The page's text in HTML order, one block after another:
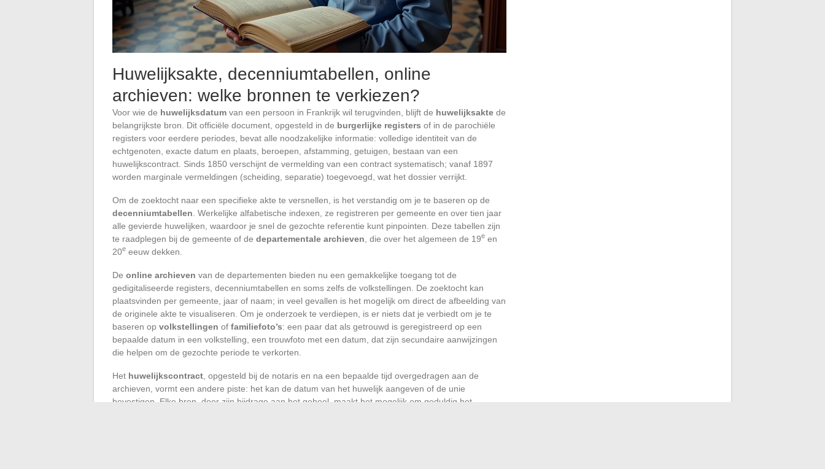
Huwelijksakte, decenniumtabellen, online
archieven: welke bronnen te verkiezen?
Voor wie de huwelijksdatum van een persoon in Frankrijk wil terugvinden, blijft de huwelijksakte de
belangrijkste bron. Dit officiële document, opgesteld in de burgerlijke registers of in de parochiële
registers voor eerdere periodes, bevat alle noodzakelijke informatie: volledige identiteit van de
echtgenoten, exacte datum en plaats, beroepen, afstamming, getuigen, bestaan van een
huwelijkscontract. Sinds 1850 verschijnt de vermelding van een contract systematisch; vanaf 1897
worden marginale vermeldingen (scheiding, separatie) toegevoegd, wat het dossier verrijkt.
Om de zoektocht naar een specifieke akte te versnellen, is het verstandig om je te baseren op de
decenniumtabellen . Werkelijke alfabetische indexen, ze registreren per gemeente en over tien jaar
alle gevierde huwelijken, waardoor je snel de gezochte referentie kunt pinpointen. Deze tabellen zijn
te raadplegen bij de gemeente of de departementale archieven , die over het algemeen de 19e en
20e eeuw dekken.
De online archieven van de departementen bieden nu een gemakkelijke toegang tot de
gedigitaliseerde registers, decenniumtabellen en soms zelfs de volkstellingen. De zoektocht kan
plaatsvinden per gemeente, jaar of naam; in veel gevallen is het mogelijk om direct de afbeelding van
de originele akte te visualiseren. Om je onderzoek te verdiepen, is er niets dat je verbiedt om je te
baseren op volkstellingen of familiefoto’s: een paar dat als getrouwd is geregistreerd op een
bepaalde datum in een volkstelling, een trouwfoto met een datum, dat zijn secundaire aanwijzingen
die helpen om de gezochte periode te verkorten.
Het huwelijkscontract , opgesteld bij de notaris en na een bepaalde tijd overgedragen aan de
archieven, vormt een andere piste: het kan de datum van het huwelijk aangeven of de unie
bevestigen. Elke bron, door zijn bijdrage aan het geheel, maakt het mogelijk om geduldig het